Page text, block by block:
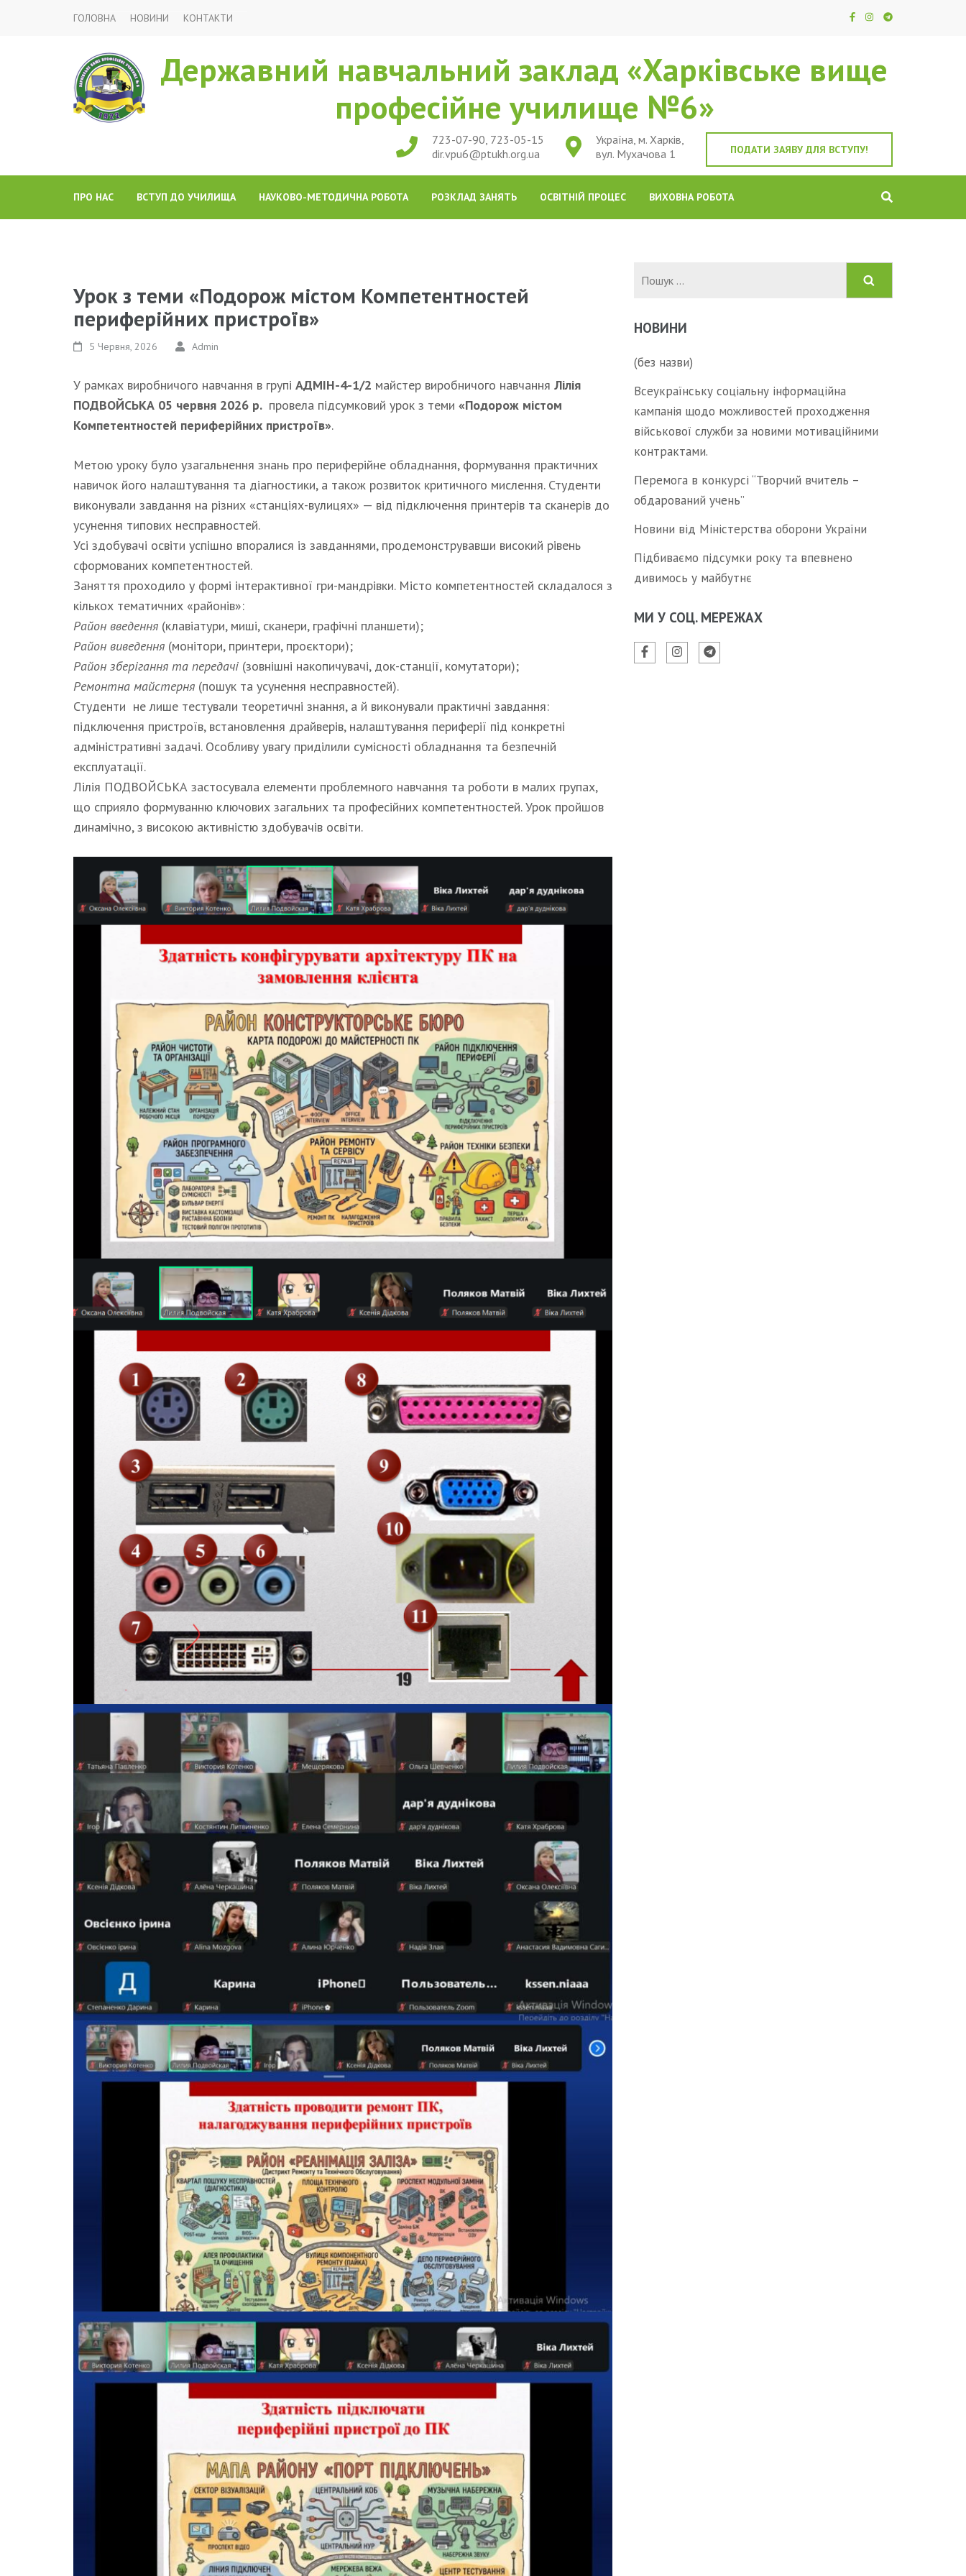
ГОЛОВНА НОВИНИ КОНТАКТИ
Державний навчальний заклад «Харківське вище
професійне училище №6»
ПОДАТИ ЗАЯВУ ДЛЯ ВСТУПУ!
Україна, м. Харків,
вул. Мухачова 1
723-07-90, 723-05-15
dir.vpu6@ptukh.org.ua
ПРО НАС ВСТУП ДО УЧИЛИЩА НАУКОВО-МЕТОДИЧНА РОБОТА РОЗКЛАД ЗАНЯТЬ ОСВІТНІЙ ПРОЦЕС ВИХОВНА РОБОТА
Урок з теми «Подорож містом Компетентностей
периферійних пристроїв»
5 Червня, 2026 Admin
У рамках виробничого навчання в групі АДМІН-4-1/2 майстер виробничого навчання Лілія
ПОДВОЙСЬКА 05 червня 2026 р. провела підсумковий урок з теми «Подорож містом
Компетентностей периферійних пристроїв».
Метою уроку було узагальнення знань про периферійне обладнання, формування практичних
навичок його налаштування та діагностики, а також розвиток критичного мислення. Студенти
виконували завдання на різних «станціях-вулицях» — від підключення принтерів та сканерів до
усунення типових несправностей.
Усі здобувачі освіти успішно впоралися із завданнями, продемонструвавши високий рівень
сформованих компетентностей.
Заняття проходило у формі інтерактивної гри-мандрівки. Місто компетентностей складалося з
кількох тематичних «районів»:
Район введення (клавіатури, миші, сканери, графічні планшети);
Район виведення (монітори, принтери, проєктори);
Район зберігання та передачі (зовнішні накопичувачі, док-станції, комутатори);
Ремонтна майстерня (пошук та усунення несправностей).
Студенти не лише тестували теоретичні знання, а й виконували практичні завдання:
підключення пристроїв, встановлення драйверів, налаштування периферії під конкретні
адміністративні задачі. Особливу увагу приділили сумісності обладнання та безпечній
експлуатації.
Лілія ПОДВОЙСЬКА застосувала елементи проблемного навчання та роботи в малих групах,
що сприяло формуванню ключових загальних та професійних компетентностей. Урок пройшов
динамічно, з високою активністю здобувачів освіти.
Пошук:
НОВИНИ
(без назви)
Всеукраїнську соціальну інформаційна
кампанія щодо можливостей проходження
військової служби за новими мотиваційними
контрактами.
Перемога в конкурсі “Творчий вчитель –
обдарований учень”
Новини від Міністерства оборони України
Підбиваємо підсумки року та впевнено
дивимось у майбутнє
МИ У СОЦ. МЕРЕЖАХ